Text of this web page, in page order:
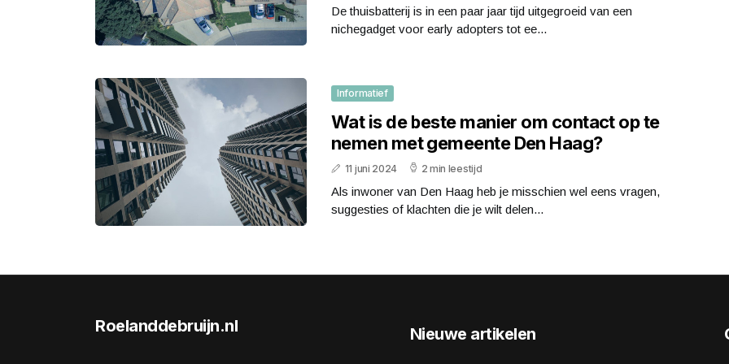
De thuisbatterij is in een paar jaar tijd uitgegroeid van een
nichegadget voor early adopters tot ee...
Informatief
Wat is de beste manier om contact op te
nemen met gemeente Den Haag?
11 juni 2024 2 min leestijd
Als inwoner van Den Haag heb je misschien wel eens vragen,
suggesties of klachten die je wilt delen...
Roelanddebruijn.nl Nieuwe artikelen